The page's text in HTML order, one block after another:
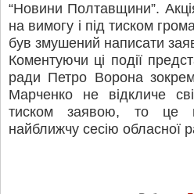
“Новини Полтавщини”.
на вимогу і під тиском
був змушений написати
Коментуючи ці події
ради Петро Ворона
Марченко не відкличе
тиском заявою, то це
найближчу сесію обласної